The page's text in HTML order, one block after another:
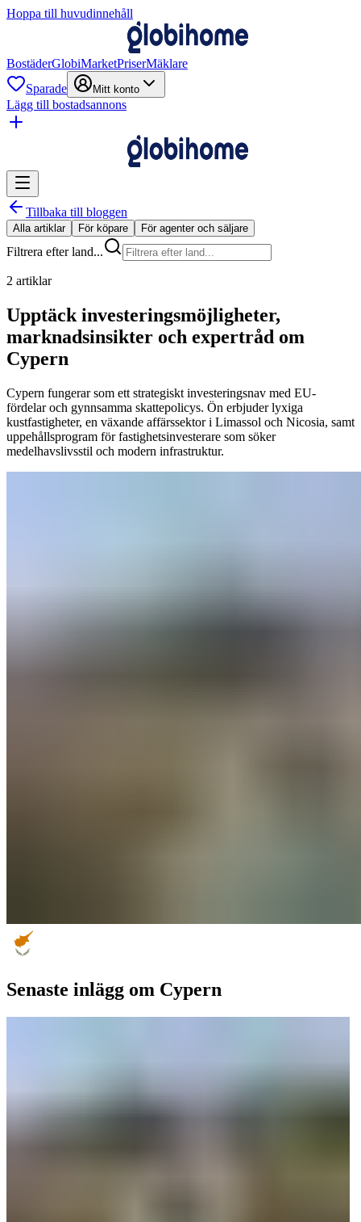
Hoppa till huvudinnehåll
BostäderGlobiMarketPriserMäklare
Sparade
Mitt konto
Lägg till bostadsannons
Tillbaka till bloggen
Alla artiklar För köpare För agenter och säljare
Filtrera efter land...
2 artiklar
Upptäck investeringsmöjligheter,
marknadsinsikter och expertråd om
Cypern
Cypern fungerar som ett strategiskt investeringsnav med EU-
fördelar och gynnsamma skattepolicys. Ön erbjuder lyxiga
kustfastigheter, en växande affärssektor i Limassol och Nicosia, samt
uppehållsprogram för fastighetsinvesterare som söker
medelhavslivsstil och modern infrastruktur.
Senaste inlägg om Cypern